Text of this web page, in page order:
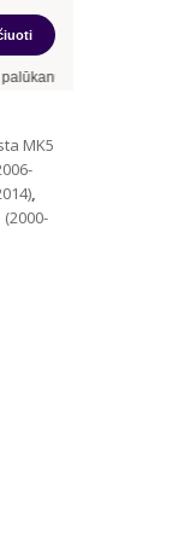
13,90%
MK5
,